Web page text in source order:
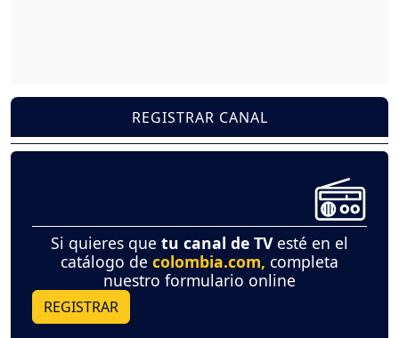
REGISTRAR CANAL
Si quieres que tu canal de TVesté en el
catálogo de colombia.com, completa
nuestro formulario online
REGISTRAR